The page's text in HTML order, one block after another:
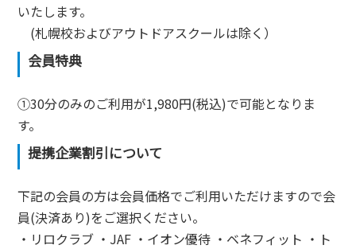
いたします。
(札幌校およびアウトドアスクールは除く）
会員特典
①30分のみのご利用が1,980円(税込)で可能となりま
す。
提携企業割引について
下記の会員の方は会員価格でご利用いただけますので会
員(決済あり)をご選択ください。
・リロクラブ ・JAF ・イオン優待 ・ベネフィット ・ト